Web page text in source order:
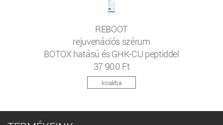
REBOOT
rejuvenációs szérum
BOTOX hatású és GHK-CU peptiddel
37 900 Ft
kosárba